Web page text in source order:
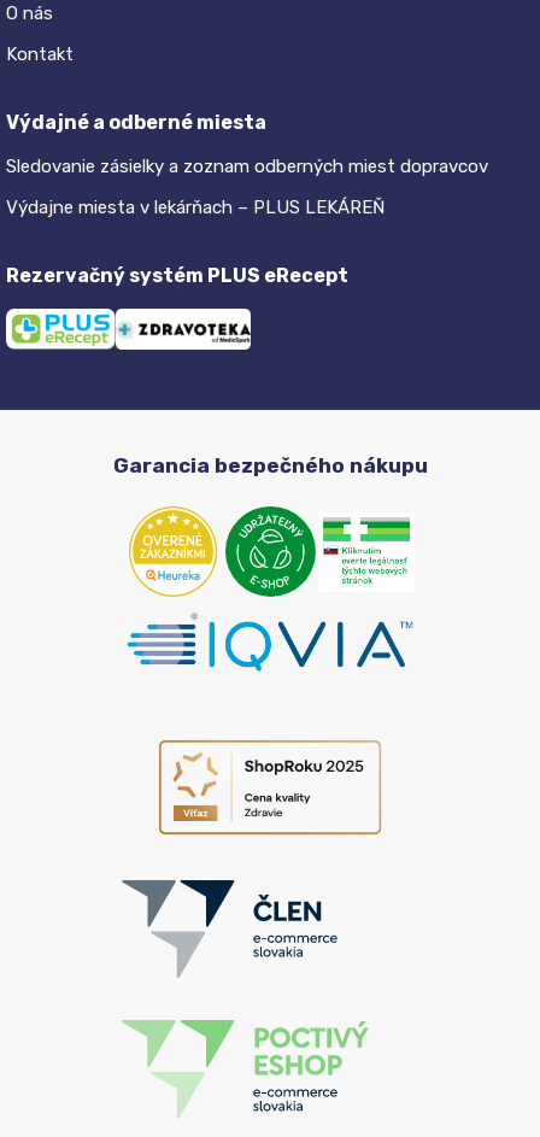
O nás
Kontakt
Výdajné a odberné miesta
Sledovanie zásielky a zoznam odberných miest dopravcov
Výdajne miesta v lekárňach – PLUS LEKÁREŇ
Rezervačný systém PLUS eRecept
Garancia bezpečného nákupu